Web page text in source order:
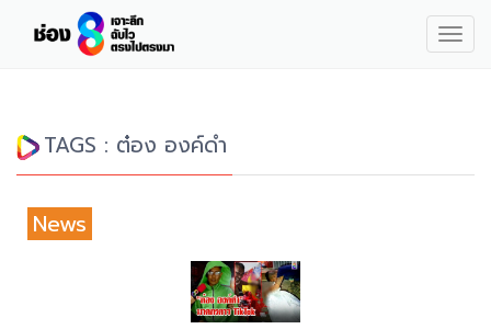
TAGS : ต๋อง องค์ดำ
News